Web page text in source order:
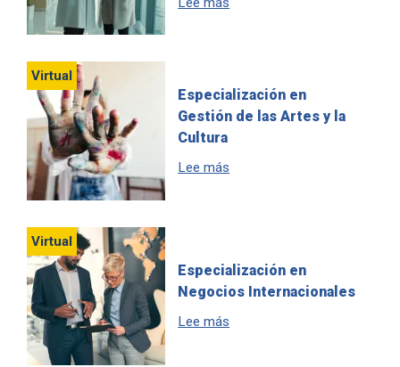
Virtual
Especialización en
Gestión de las Artes y la
Cultura
Lee más
Virtual
Especialización en
Negocios Internacionales
Lee más